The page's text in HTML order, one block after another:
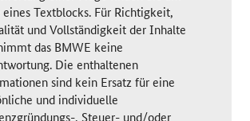
eines Textblocks. Für Richtigkeit,
und Vollständigkeit der Inhalte
das BMWE keine
Die enthaltenen
sind kein Ersatz für eine
und individuelle
, Steuer- und/oder